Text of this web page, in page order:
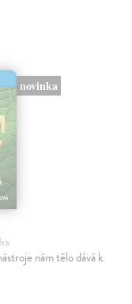
novinka
nám tělo dává k